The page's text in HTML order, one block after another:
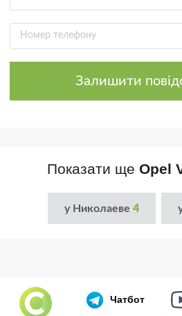
Залишити
Показати ще Opel
у Николаеве 4
Чатбот